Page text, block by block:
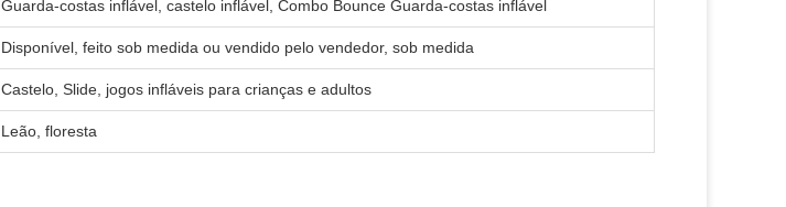
Guarda-costas inflável, castelo inflável, Combo Bounce Guarda-costas inflável
Disponível, feito sob medida ou vendido pelo vendedor, sob medida
Castelo, Slide, jogos infláveis para crianças e adultos
Leão, floresta